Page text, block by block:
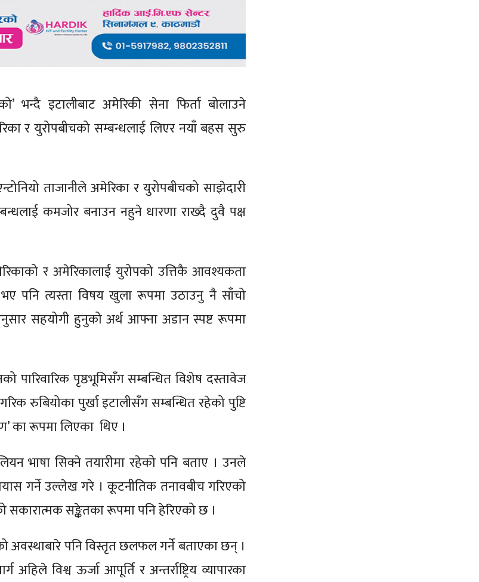
भन्दै इटालीबाट अमेरिकी सेना फिर्ता बोलाउने
र युरोपबीचको सम्बन्धलाई लिएर नयाँ बहस सुरु
ताजानीले अमेरिका र युरोपबीचको साझेदारी
कमजोर बनाउन नहुने धारणा राख्दै दुवै पक्ष
र अमेरिकालाई युरोपको उत्तिकै आवश्यकता
पनि त्यस्ता विषय खुला रूपमा उठाउनु नै साँचो
सहयोगी हुनुको अर्थ आफ्ना अडान स्पष्ट रूपमा
पारिवारिक पृष्ठभूमिसँग सम्बन्धित विशेष दस्तावेज
रुबियोका पुर्खा इटालीसँग सम्बन्धित रहेको पुष्टि
का रूपमा लिएका थिए ।
भाषा सिक्ने तयारीमा रहेको पनि बताए । उनले
गर्ने उल्लेख गरे । कूटनीतिक तनावबीच गरिएको
सकारात्मक सङ्केतका रूपमा पनि हेरिएको छ ।
अवस्थाबारे पनि विस्तृत छलफल गर्ने बताएका छन् ।
विश्व ऊर्जा आपूर्ति र अन्तर्राष्ट्रिय व्यापारका